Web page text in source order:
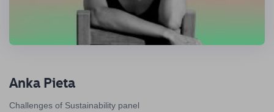
Anka Pieta
Challenges of Sustainability panel